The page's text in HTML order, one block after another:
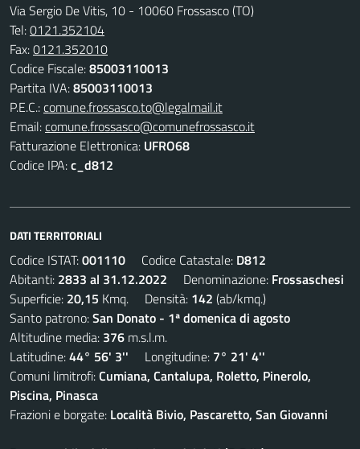
Via Sergio De Vitis, 10 - 10060 Frossasco (TO)
Tel:0121.352104
Fax:0121.352010
Codice Fiscale:85003110013
Partita IVA:85003110013
P.E.C.:comune.frossasco.to@legalmail.it
Email:comune.frossasco@comunefrossasco.it
Fatturazione Elettronica: UFRO68
Codice IPA:c_d812
DATI TERRITORIALI
Codice ISTAT:001110 Codice Catastale: D812
Abitanti: 2833 al 31.12.2022 Denominazione: Frossaschesi
Superficie: 20,15 Kmq. Densità: 142 (ab/kmq.)
Santo patrono:San Donato - 1ª domenica di agosto
Altitudine media: 376 m.s.l.m.
Latitudine:44° 56' 3'' Longitudine: 7° 21' 4''
Comuni limitrofi:Cumiana, Cantalupa, Roletto, Pinerolo,
Piscina, Pinasca
Frazioni e borgate: Località Bivio, Pascaretto, San Giovanni